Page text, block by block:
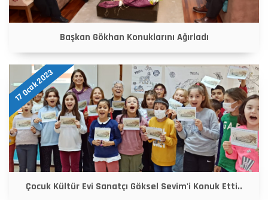
Başkan Gökhan Konuklarını Ağırladı
17 Ocak 2023
Çocuk Kültür Evi Sanatçı Göksel Sevim'i Konuk Etti..